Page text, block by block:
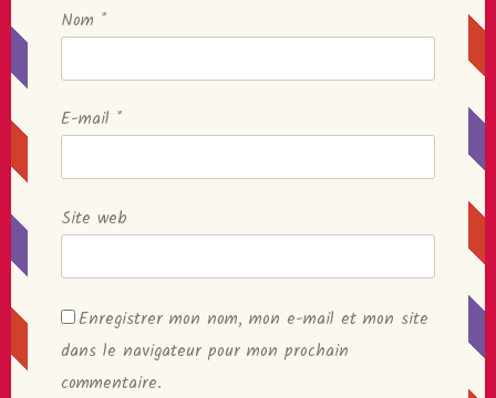
Nom *
E-mail *
Site web
Enregistrer mon nom, mon e-mail et mon site
dans le navigateur pour mon prochain
commentaire.